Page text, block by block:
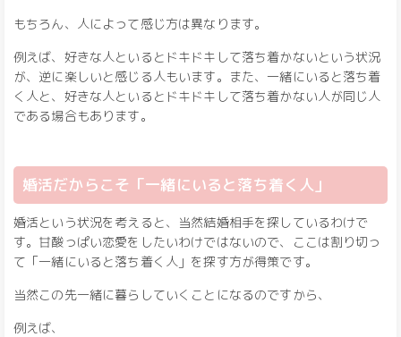
もちろん、人によって感じ方は異なります。
例えば、好きな人といるとドキドキして落ち着かないという状況
が、逆に楽しいと感じる人もいます。また、一緒にいると落ち着
く人と、好きな人といるとドキドキして落ち着かない人が同じ人
である場合もあります。
婚活だからこそ「一緒にいると落ち着く人」
婚活という状況を考えると、当然結婚相手を探しているわけで
す。甘酸っぱい恋愛をしたいわけではないので、ここは割り切っ
て「一緒にいると落ち着く人」を探す方が得策です。
当然この先一緒に暮らしていくことになるのですから、
例えば、